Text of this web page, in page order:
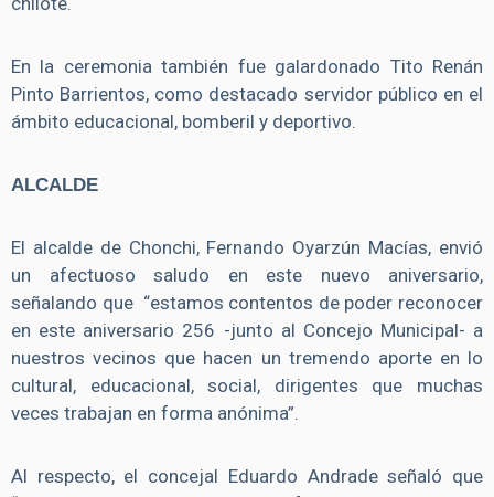
En la ceremonia también fue galardonado Tito Renán
Pinto Barrientos, como destacado servidor público en el
ámbito educacional, bomberil y deportivo.
ALCALDE
El alcalde de Chonchi, Fernando Oyarzún Macías, envió
un afectuoso saludo en este nuevo aniversario,
señalando que “estamos contentos de poder reconocer
en este aniversario 256 -junto al Concejo Municipal- a
nuestros vecinos que hacen un tremendo aporte en lo
cultural, educacional, social, dirigentes que muchas
veces trabajan en forma anónima”.
Al respecto, el concejal Eduardo Andrade señaló que